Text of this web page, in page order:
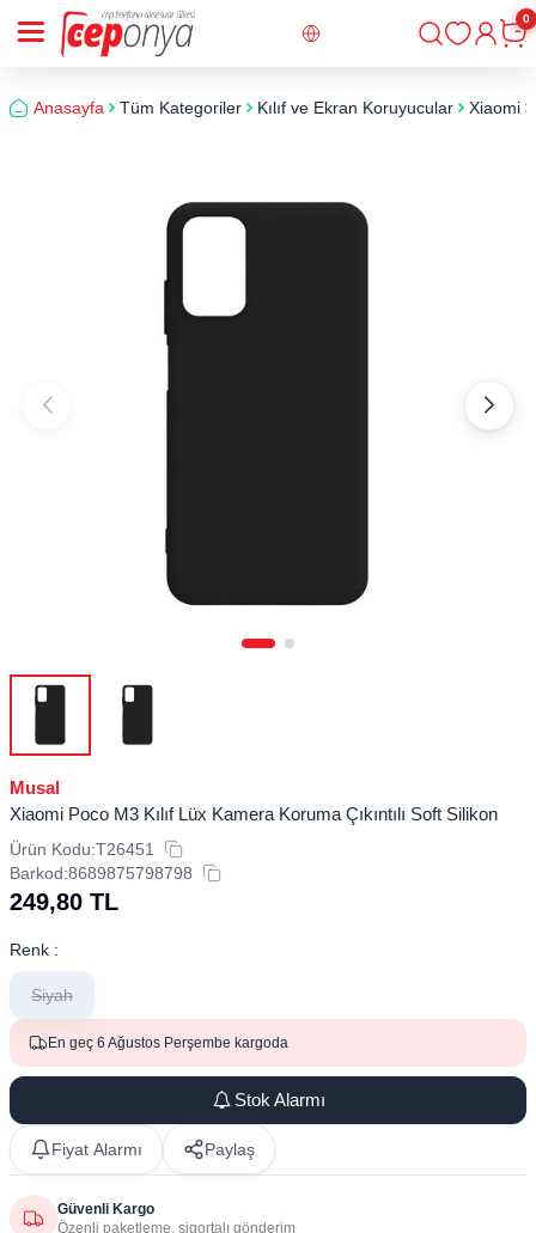
Giriş
0
Anasayfa Tüm Kategoriler Kılıf ve Ekran Koruyucular Xiaomi
Musal
Xiaomi Poco M3 Kılıf Lüx Kamera Koruma Çıkıntılı Soft Silikon
Ürün Kodu:T26451
Barkod:8689875798798
249,80 TL
Renk :
Siyah
En geç 6 Ağustos Perşembe kargoda
Stok Alarmı
Fiyat Alarmı Paylaş
Güvenli Kargo
Özenli paketleme, sigortalı gönderim